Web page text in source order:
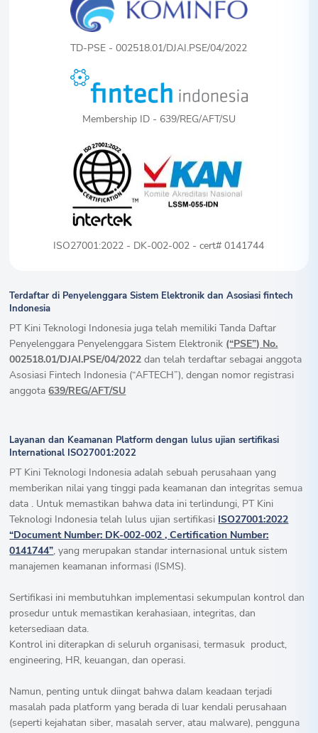
TD-PSE - 002518.01/DJAI.PSE/04/2022
Membership ID - 639/REG/AFT/SU
ISO27001:2022 - DK-002-002 - cert# 0141744
Terdaftar di Penyelenggara Sistem Elektronik dan Asosiasi fintech
Indonesia
PT Kini Teknologi Indonesia juga telah memiliki Tanda Daftar
Penyelenggara Penyelenggara Sistem Elektronik (“PSE”) No.
002518.01/DJAI.PSE/04/2022 dan telah terdaftar sebagai anggota
Asosiasi Fintech Indonesia (“AFTECH”), dengan nomor registrasi
anggota639/REG/AFT/SU
Layanan dan Keamanan Platform dengan lulus ujian sertifikasi
International ISO27001:2022
PT Kini Teknologi Indonesia adalah sebuah perusahaan yang
memberikan nilai yang tinggi pada keamanan dan integritas semua
data . Untuk memastikan bahwa data ini terlindungi, PT Kini
Teknologi Indonesia telah lulus ujian sertifikasi ISO27001:2022
“Document Number: DK-002-002 , Certification Number:
0141744”, yang merupakan standar internasional untuk sistem
manajemen keamanan informasi (ISMS).
Sertifikasi ini membutuhkan implementasi sekumpulan kontrol dan
prosedur untuk memastikan kerahasiaan, integritas, dan
ketersediaan data.
Kontrol ini diterapkan di seluruh organisasi, termasuk product,
engineering, HR, keuangan, dan operasi.
Namun, penting untuk diingat bahwa dalam keadaan terjadi
masalah pada platform yang berada di luar kendali perusahaan
(seperti kejahatan siber, masalah server, atau malware), pengguna